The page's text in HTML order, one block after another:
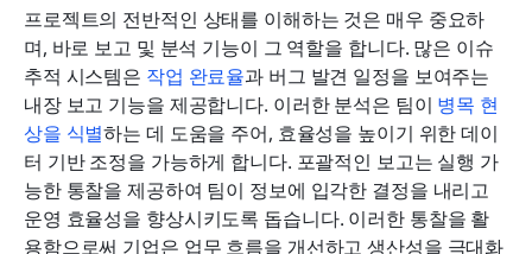
프로젝트의 전반적인 상태를 이해하는 것은 매우 중요하
며, 바로 보고 및 분석 기능이 그 역할을 합니다. 많은 이슈
추적 시스템은 작업 완료율과 버그 발견 일정을 보여주는
내장 보고 기능을 제공합니다. 이러한 분석은 팀이 병목 현
상을 식별하는 데 도움을 주어, 효율성을 높이기 위한 데이
터 기반 조정을 가능하게 합니다. 포괄적인 보고는 실행 가
능한 통찰을 제공하여 팀이 정보에 입각한 결정을 내리고
운영 효율성을 향상시키도록 돕습니다. 이러한 통찰을 활
용함으로써 기업은 업무 흐름을 개선하고 생산성을 극대화